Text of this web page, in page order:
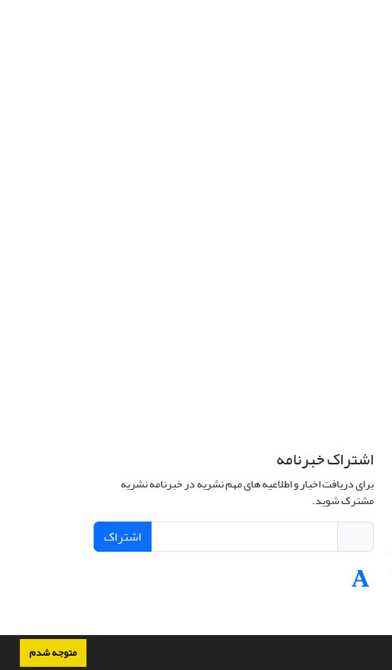
متوجه شدم
اشتراک خبرنامه
برای دریافت اخبار و اطلاعیه های مهم نشریه در خبرنامه نشریه
مشترک شوید.
اشتراک